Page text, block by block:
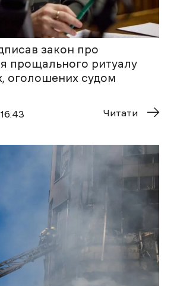
закон про
прощального ритуалу
оголошених судом
Читати